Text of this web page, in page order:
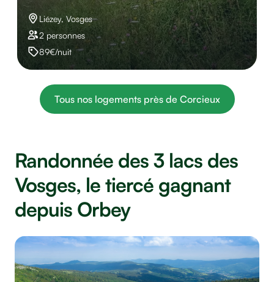
Liézey, Vosges
2 personnes
89€/nuit
Tous nos logements près de Corcieux
Randonnée des 3 lacs des
Vosges, le tiercé gagnant
depuis Orbey